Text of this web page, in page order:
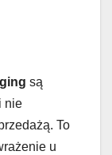
są
nie
To
u